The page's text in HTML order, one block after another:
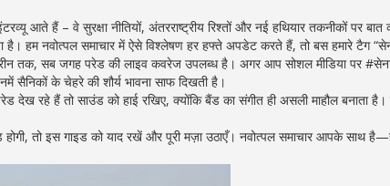
आते हैं – वे सुरक्षा नीतियों, अंतरराष्ट्रीय रिश्तों और नई हथियार तकनीकों पर
है। हम नवोत्पल समाचार में ऐसे विश्लेषण हर हफ्ते अपडेट करते हैं, तो बस हमारे टैग
तक, सब जगह परेड की लाइव कवरेज उपलब्ध है। अगर आप सोशल मीडिया पर
सैनिकों के चेहरे की शौर्य भावना साफ दिखती है।
देख रहे हैं तो साउंड को हाई रखिए, क्योंकि बैंड का संगीत ही असली माहौल बनाता है।
होगी, तो इस गाइड को याद रखें और पूरी मज़ा उठाएँ। नवोत्पल समाचार आपके साथ